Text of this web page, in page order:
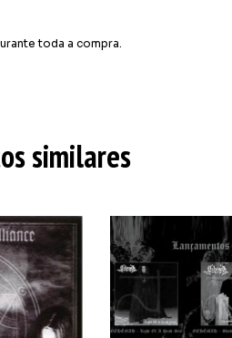
toda a compra.
similares